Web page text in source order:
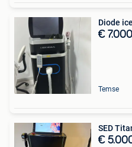
Diode
€
Temse
SED
€